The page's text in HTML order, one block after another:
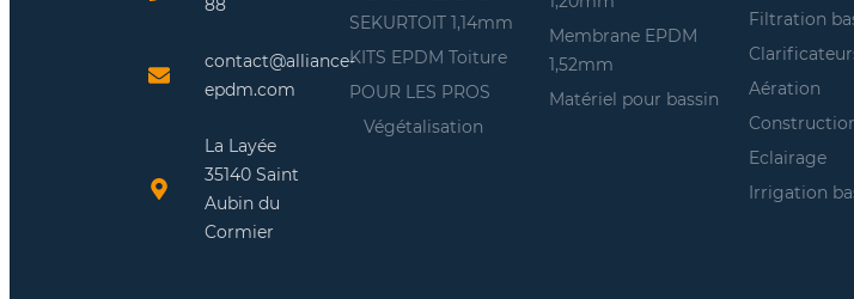
88
contact@alliance-
epdm.com
La Layée
35140 Saint
Aubin du
Cormier
SEKURTOIT 1,14mm
KITS EPDM Toiture
POUR LES PROS
Végétalisation
Membrane EPDM
1,52mm
Matériel pour bassin
Filtration
Aération
Eclairage
Irrigation